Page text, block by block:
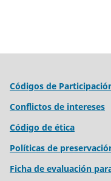
Códigos de
Conflictos de intereses
Código de ética
Políticas de
Ficha de evaluación